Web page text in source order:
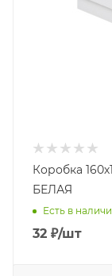
Коробка
БЕЛАЯ
Есть в
32 ₽/шт